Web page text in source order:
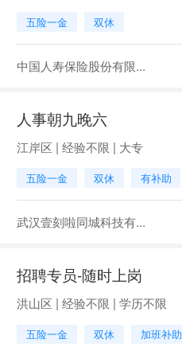
五险一金 双休
中国人寿保险股份有限...
人事朝九晚六
江岸区 | 经验不限 | 大专
五险一金 双休 有补助
武汉壹刻啦同城科技有...
招聘专员-随时上岗
洪山区 | 经验不限 | 学历不限
五险一金 双休 加班补助